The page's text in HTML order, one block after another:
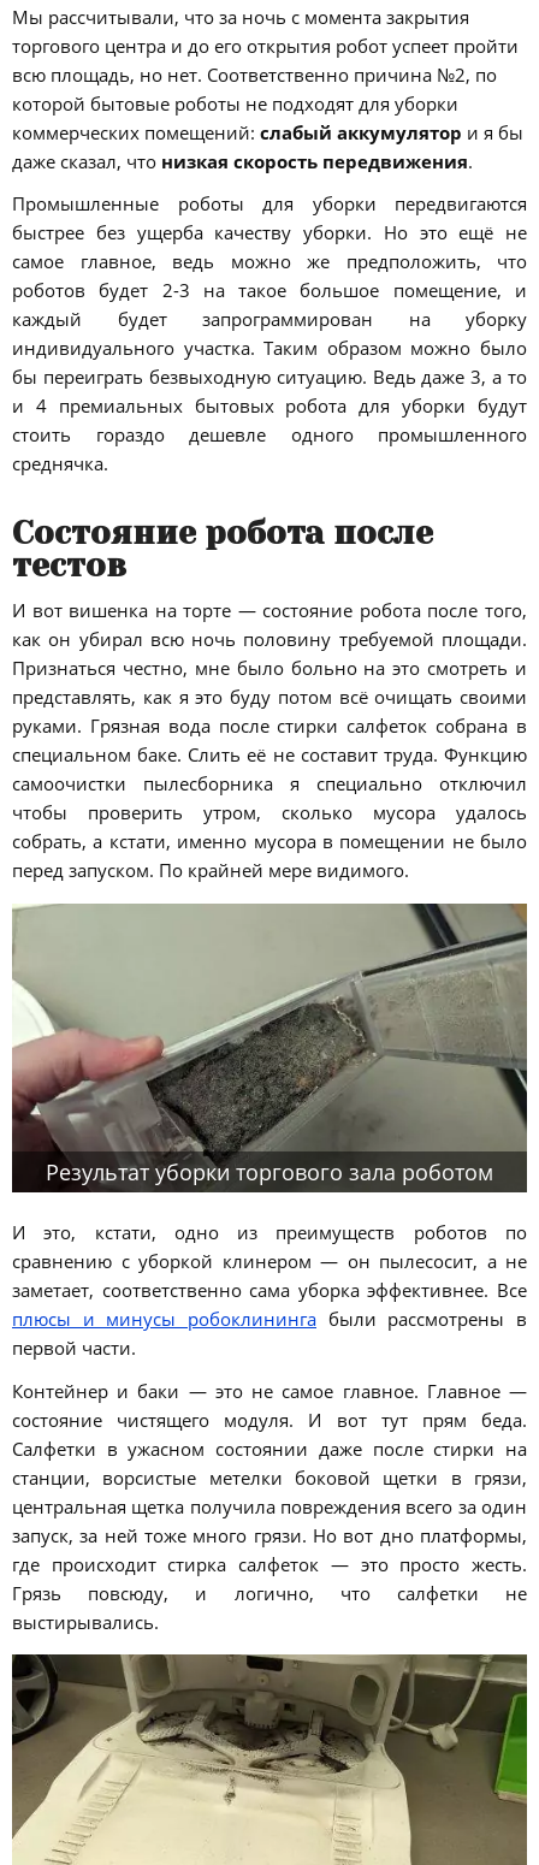
Мы рассчитывали, что за ночь с момента закрытия
торгового центра и до его открытия робот успеет пройти
всю площадь, но нет. Соответственно причина №2, по
которой бытовые роботы не подходят для уборки
коммерческих помещений: слабый аккумулятор и я бы
даже сказал, что низкая скорость передвижения.
Промышленные роботы для уборки передвигаются
быстрее без ущерба качеству уборки. Но это ещё не
самое главное, ведь можно же предположить, что
роботов будет 2-3 на такое большое помещение, и
каждый будет запрограммирован на уборку
индивидуального участка. Таким образом можно было
бы переиграть безвыходную ситуацию. Ведь даже 3, а то
и 4 премиальных бытовых робота для уборки будут
стоить гораздо дешевле одного промышленного
среднячка.
Состояние робота после
тестов
И вот вишенка на торте — состояние робота после того,
как он убирал всю ночь половину требуемой площади.
Признаться честно, мне было больно на это смотреть и
представлять, как я это буду потом всё очищать своими
руками. Грязная вода после стирки салфеток собрана в
специальном баке. Слить её не составит труда. Функцию
самоочистки пылесборника я специально отключил
чтобы проверить утром, сколько мусора удалось
собрать, а кстати, именно мусора в помещении не было
перед запуском. По крайней мере видимого.
Результат уборки торгового зала роботом
И это, кстати, одно из преимуществ роботов по
сравнению с уборкой клинером — он пылесосит, а не
заметает, соответственно сама уборка эффективнее. Все
плюсы и минусы робоклининга были рассмотрены в
первой части.
Контейнер и баки — это не самое главное. Главное —
состояние чистящего модуля. И вот тут прям беда.
Салфетки в ужасном состоянии даже после стирки на
станции, ворсистые метелки боковой щетки в грязи,
центральная щетка получила повреждения всего за один
запуск, за ней тоже много грязи. Но вот дно платформы,
где происходит стирка салфеток — это просто жесть.
Грязь повсюду, и логично, что салфетки не
выстирывались.